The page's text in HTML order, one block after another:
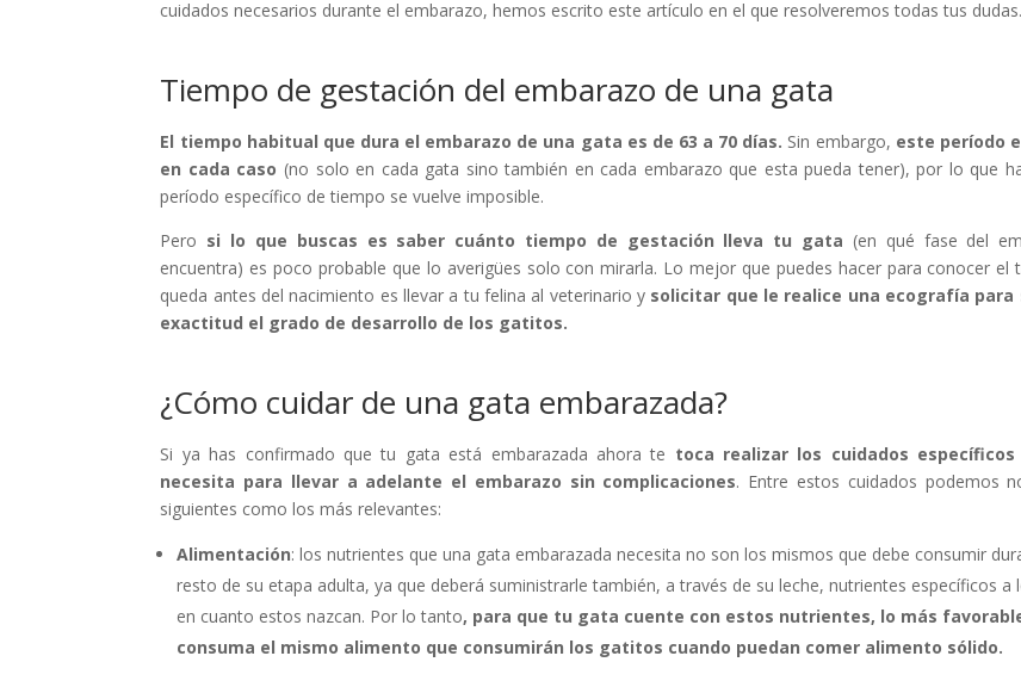
cuidados necesarios durante el embarazo, hemos escrito este artículo en el que resolveremos todas tus dudas.
Tiempo de gestación del embarazo de una gata
El tiempo habitual que dura el embarazo de una gata es de 63 a 70 días. Sin embargo, este período
en cada caso (no solo en cada gata sino también en cada embarazo que esta pueda tener), por lo que
período específico de tiempo se vuelve imposible.
Pero si lo que buscas es saber cuánto tiempo de gestación lleva tu gata (en qué fase del
encuentra) es poco probable que lo averigües solo con mirarla. Lo mejor que puedes hacer para conocer el
queda antes del nacimiento es llevar a tu felina al veterinario y solicitar que le realice una ecografía para
exactitud el grado de desarrollo de los gatitos.
¿Cómo cuidar de una gata embarazada?
Si ya has confirmado que tu gata está embarazada ahora te toca realizar los cuidados
necesita para llevar a adelante el embarazo sin complicaciones. Entre estos cuidados podemos
siguientes como los más relevantes:
Alimentación: los nutrientes que una gata embarazada necesita no son los mismos que debe consumir
resto de su etapa adulta, ya que deberá suministrarle también, a través de su leche, nutrientes específicos a
en cuanto estos nazcan. Por lo tanto, para que tu gata cuente con estos nutrientes, lo más
consuma el mismo alimento que consumirán los gatitos cuando puedan comer alimento sólido.